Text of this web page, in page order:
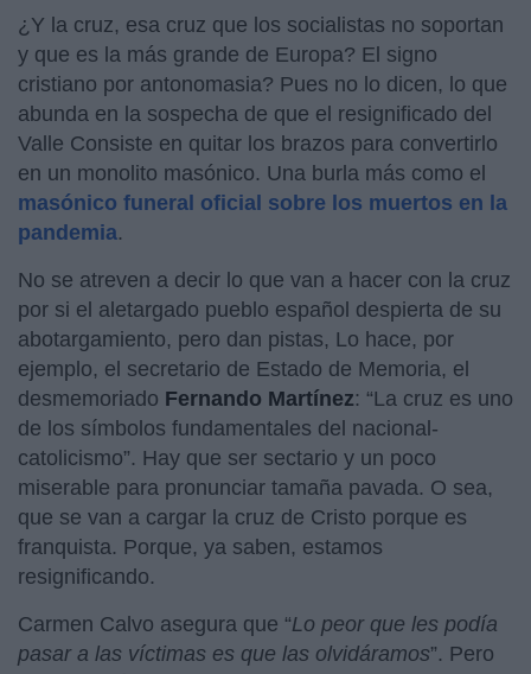
¿Y la cruz, esa cruz que los socialistas no soportan
y que es la más grande de Europa? El signo
cristiano por antonomasia? Pues no lo dicen, lo que
abunda en la sospecha de que el resignificado del
Valle Consiste en quitar los brazos para convertirlo
en un monolito masónico. Una burla más como el
masónico funeral oficial sobre los muertos en la
pandemia.
No se atreven a decir lo que van a hacer con la cruz
por si el aletargado pueblo español despierta de su
abotargamiento, pero dan pistas, Lo hace, por
ejemplo, el secretario de Estado de Memoria, el
desmemoriado Fernando Martínez: “La cruz es uno
de los símbolos fundamentales del nacional-
catolicismo”. Hay que ser sectario y un poco
miserable para pronunciar tamaña pavada. O sea,
que se van a cargar la cruz de Cristo porque es
franquista. Porque, ya saben, estamos
resignificando.
Carmen Calvo asegura que “Lo peor que les podía
pasar a las víctimas es que las olvidáramos”. Pero